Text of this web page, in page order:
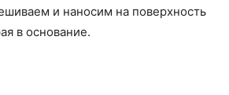
и наносим на поверхность
в основание.